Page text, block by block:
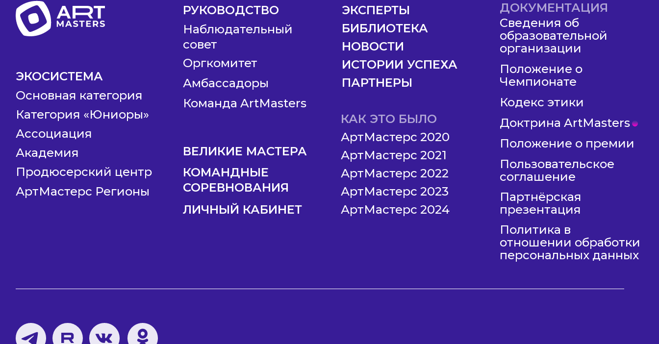
РУКОВОДСТВО
КОМАНДНЫЕ
СОРЕВНОВАНИЯ
ВЕЛИКИЕ МАСТЕРА
Наблюдательный
совет
Амбассадоры
ЭКСПЕРТЫ
БИБЛИОТЕКА
НОВОСТИ
ИСТОРИИ УСПЕХА
ПАРТНЕРЫ
Команда ArtMasters
ЛИЧНЫЙ КАБИНЕТ
ЭКОСИСТЕМА
Ассоциация
Академия
Продюсерский центр
АртМастерс Регионы
КАК ЭТО БЫЛО
АртМастерс 2020
АртМастерс 2021
АртМастерс 2022
АртМастерс 2023
АртМастерс 2024
Основная категория
Категория «Юниоры»
Оргкомитет
ДОКУМЕНТАЦИЯ
Сведения об
образовательной
организации
Положение о
Чемпионате
Кодекс этики
Доктрина ArtMasters
Положение о премии
Пользовательское
соглашение
Партнёрская
презентация
Политика в
отношении обработки
персональных данных